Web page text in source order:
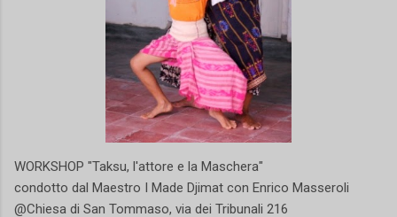
WORKSHOP "Taksu, l'attore e la Maschera"
condotto dal Maestro I Made Djimat con Enrico Masseroli
@Chiesa di San Tommaso, via dei Tribunali 216